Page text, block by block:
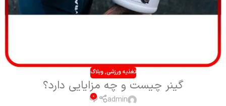
تغذیه ورزشی,وبلاگ
گینر چیست و چه مزایایی دارد؟
admin
0